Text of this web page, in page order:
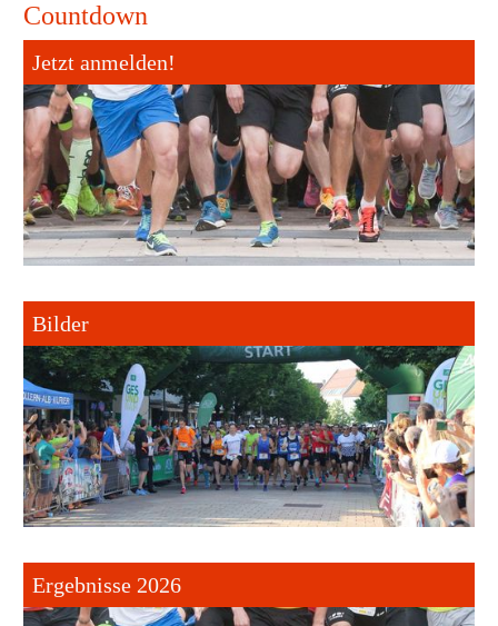
Countdown
Jetzt anmelden!
Bilder
Ergebnisse 2026